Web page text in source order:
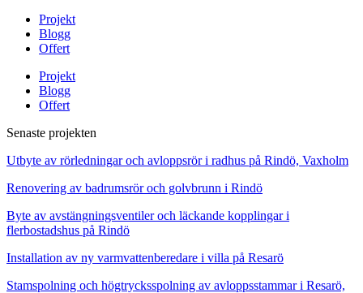
Projekt
Blogg
Offert
Projekt
Blogg
Offert
Senaste projekten
Utbyte av rörledningar och avloppsrör i radhus på Rindö, Vaxholm
Renovering av badrumsrör och golvbrunn i Rindö
Byte av avstängningsventiler och läckande kopplingar i
flerbostadshus på Rindö
Installation av ny varmvattenberedare i villa på Resarö
Stamspolning och högtrycksspolning av avloppsstammar i Resarö,